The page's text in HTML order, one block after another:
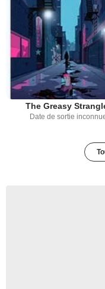
The Greasy
Date de sortie